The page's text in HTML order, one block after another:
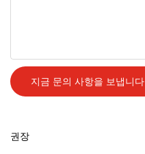
지금 문의 사항을 보냅니다
권장